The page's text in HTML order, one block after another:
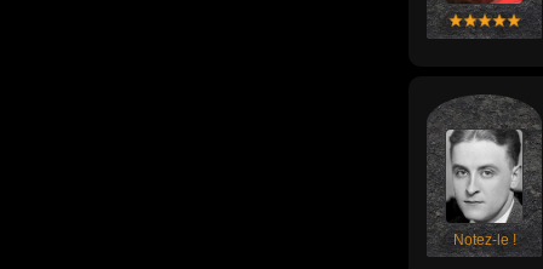
Notez-le !